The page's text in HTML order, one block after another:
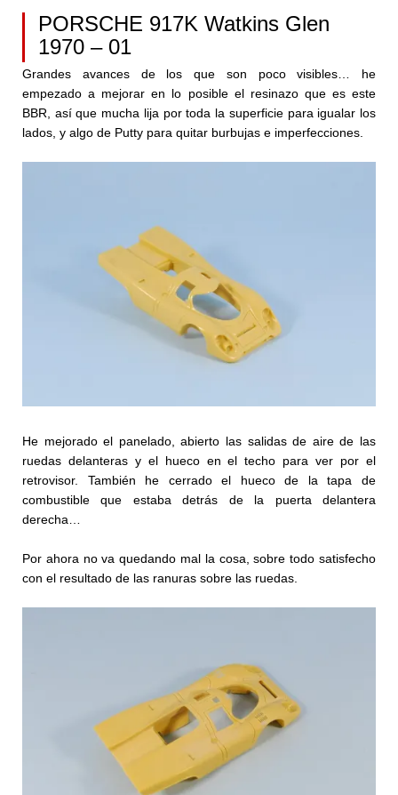
PORSCHE 917K Watkins Glen
1970 – 01
Grandes avances de los que son poco visibles… he
empezado a mejorar en lo posible el resinazo que es este
BBR, así que mucha lija por toda la superficie para igualar los
lados, y algo de Putty para quitar burbujas e imperfecciones.
He mejorado el panelado, abierto las salidas de aire de las
ruedas delanteras y el hueco en el techo para ver por el
retrovisor. También he cerrado el hueco de la tapa de
combustible que estaba detrás de la puerta delantera
derecha…
Por ahora no va quedando mal la cosa, sobre todo satisfecho
con el resultado de las ranuras sobre las ruedas.